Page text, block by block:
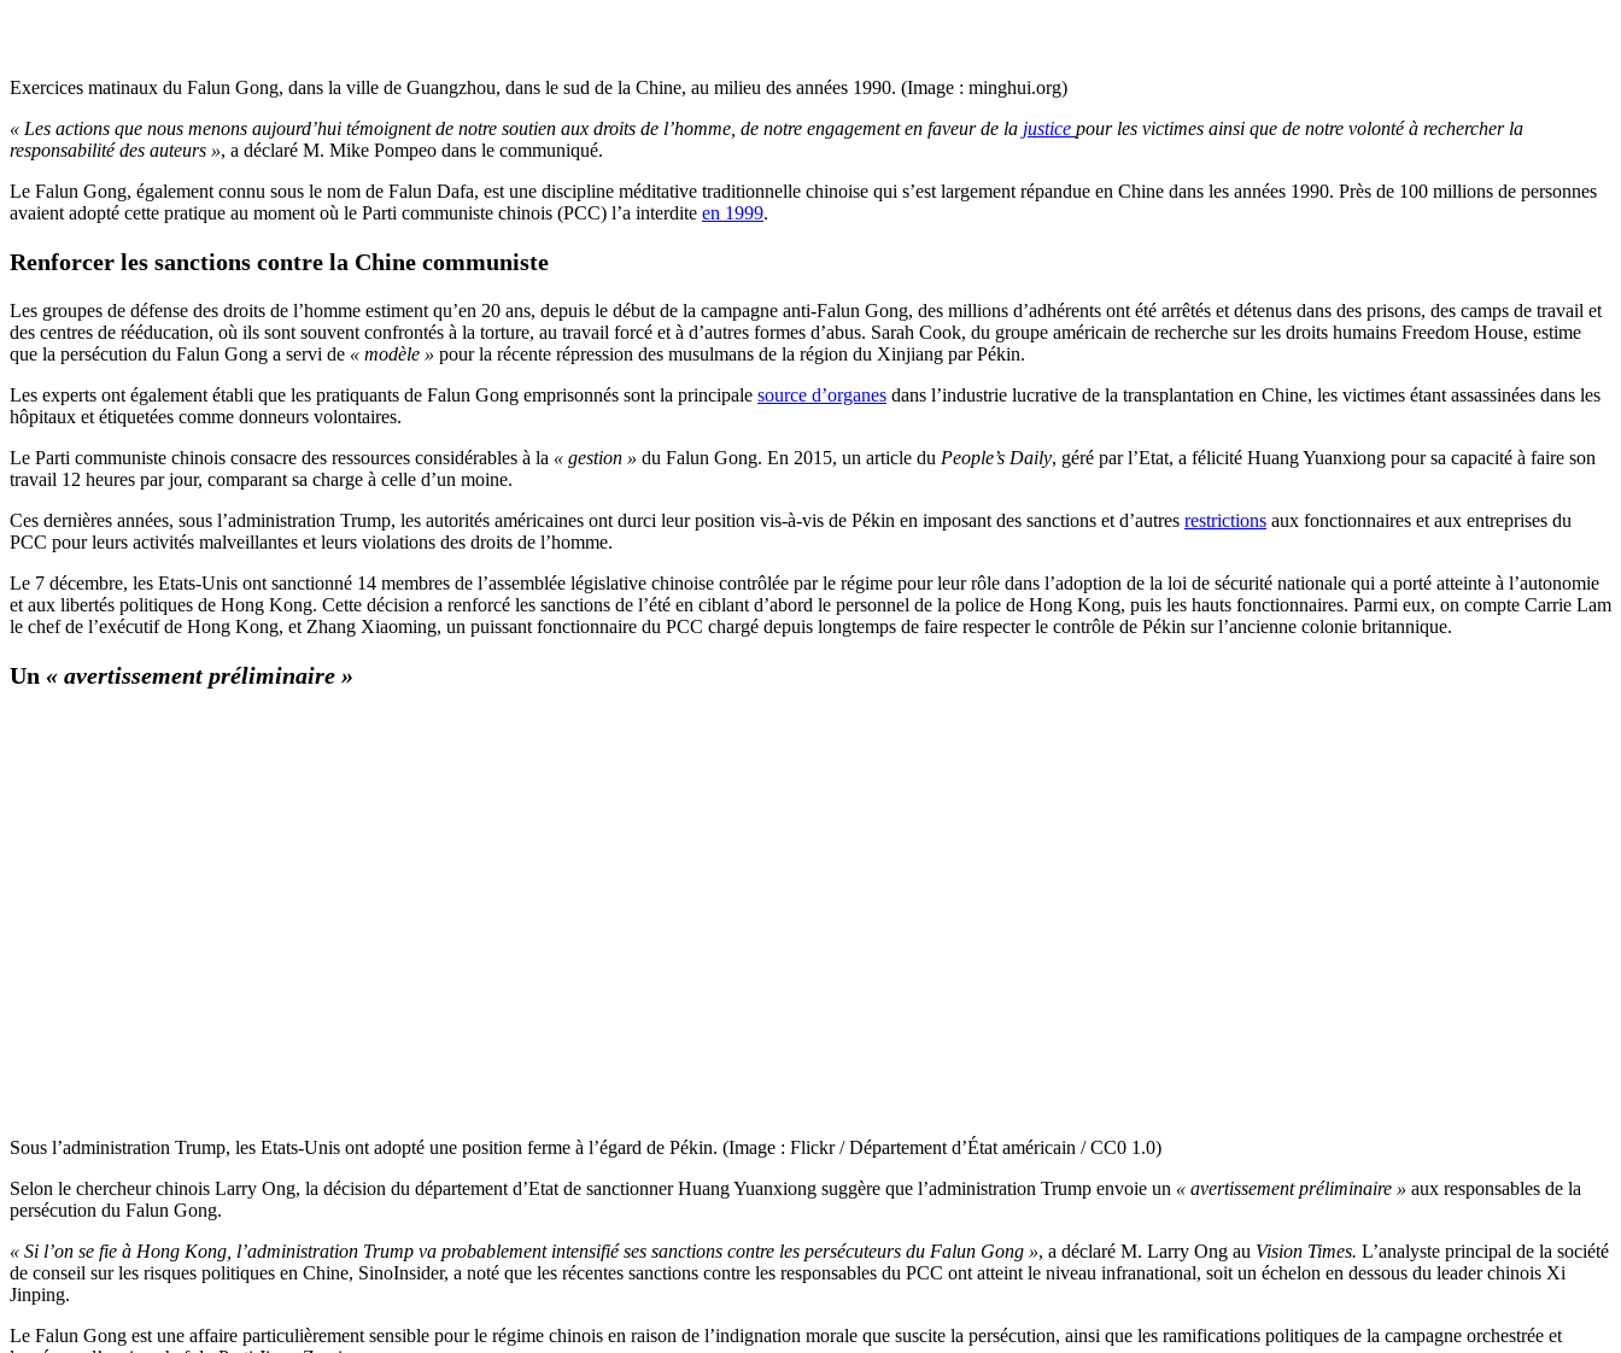
Exercices matinaux du Falun Gong, dans la ville de Guangzhou, dans le sud de la Chine, au milieu des années 1990. (Image : minghui.org)
« Les actions que nous menons aujourd’hui témoignent de notre soutien aux droits de l’homme, de notre engagement en faveur de la justice pour les victimes ainsi que de notre volonté à rechercher la
responsabilité des auteurs », a déclaré M. Mike Pompeo dans le communiqué.
Le Falun Gong, également connu sous le nom de Falun Dafa, est une discipline méditative traditionnelle chinoise qui s’est largement répandue en Chine dans les années 1990. Près de 100 millions de personnes
avaient adopté cette pratique au moment où le Parti communiste chinois (PCC) l’a interdite en 1999.
Renforcer les sanctions contre la Chine communiste
Les groupes de défense des droits de l’homme estiment qu’en 20 ans, depuis le début de la campagne anti-Falun Gong, des millions d’adhérents ont été arrêtés et détenus dans des prisons, des camps de travail et
des centres de rééducation, où ils sont souvent confrontés à la torture, au travail forcé et à d’autres formes d’abus. Sarah Cook, du groupe américain de recherche sur les droits humains Freedom House, estime
que la persécution du Falun Gong a servi de « modèle » pour la récente répression des musulmans de la région du Xinjiang par Pékin.
Les experts ont également établi que les pratiquants de Falun Gong emprisonnés sont la principale source d’organes dans l’industrie lucrative de la transplantation en Chine, les victimes étant assassinées dans les
hôpitaux et étiquetées comme donneurs volontaires.
Le Parti communiste chinois consacre des ressources considérables à la « gestion » du Falun Gong. En 2015, un article du People’s Daily, géré par l’Etat, a félicité Huang Yuanxiong pour sa capacité à faire son
travail 12 heures par jour, comparant sa charge à celle d’un moine.
Ces dernières années, sous l’administration Trump, les autorités américaines ont durci leur position vis-à-vis de Pékin en imposant des sanctions et d’autres restrictions aux fonctionnaires et aux entreprises du
PCC pour leurs activités malveillantes et leurs violations des droits de l’homme.
Le 7 décembre, les Etats-Unis ont sanctionné 14 membres de l’assemblée législative chinoise contrôlée par le régime pour leur rôle dans l’adoption de la loi de sécurité nationale qui a porté atteinte à l’autonomie
et aux libertés politiques de Hong Kong. Cette décision a renforcé les sanctions de l’été en ciblant d’abord le personnel de la police de Hong Kong, puis les hauts fonctionnaires. Parmi eux, on compte Carrie Lam
le chef de l’exécutif de Hong Kong, et Zhang Xiaoming, un puissant fonctionnaire du PCC chargé depuis longtemps de faire respecter le contrôle de Pékin sur l’ancienne colonie britannique.
Un « avertissement préliminaire »
Sous l’administration Trump, les Etats-Unis ont adopté une position ferme à l’égard de Pékin. (Image : Flickr / Département d’État américain / CC0 1.0)
Selon le chercheur chinois Larry Ong, la décision du département d’Etat de sanctionner Huang Yuanxiong suggère que l’administration Trump envoie un « avertissement préliminaire » aux responsables de la
persécution du Falun Gong.
« Si l’on se fie à Hong Kong, l’administration Trump va probablement intensifié ses sanctions contre les persécuteurs du Falun Gong », a déclaré M. Larry Ong au Vision Times. L’analyste principal de la société
de conseil sur les risques politiques en Chine, SinoInsider, a noté que les récentes sanctions contre les responsables du PCC ont atteint le niveau infranational, soit un échelon en dessous du leader chinois Xi
Jinping.
Le Falun Gong est une affaire particulièrement sensible pour le régime chinois en raison de l’indignation morale que suscite la persécution, ainsi que les ramifications politiques de la campagne orchestrée et